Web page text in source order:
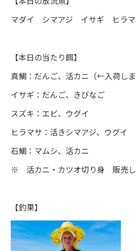
マダイ シマアジ イサギ ヒラ
【本日の当たり餌】
真鯛：だんご、活カニ（←入荷しま
イサギ：だんご、きびなご
スズキ：エビ、ウグイ
ヒラマサ：活きシマアジ、ウグイ
石鯛：マムシ、活カニ
※ 活カニ・カツオ切り身 販売し
【釣果】